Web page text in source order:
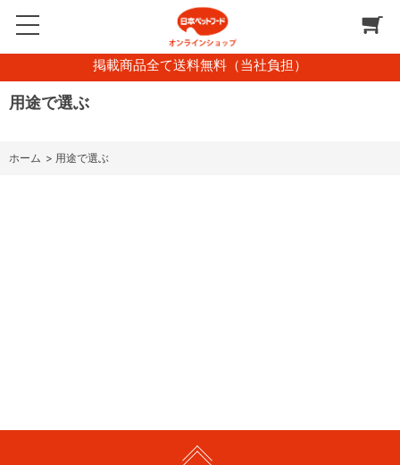
掲載商品全て送料無料（当社負担）
用途で選ぶ
ホーム > 用途で選ぶ